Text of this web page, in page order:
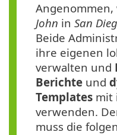
John in San
Beide
ihre eigenen
verwalten und
Berichte und
Templates mit
verwenden.
muss die